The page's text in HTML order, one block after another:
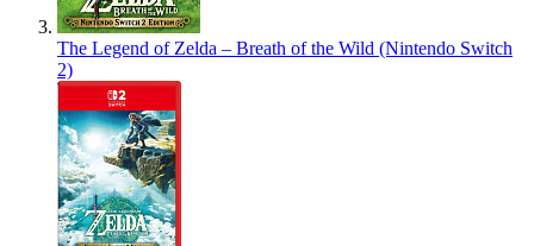
The Legend of Zelda – Breath of the Wild (Nintendo Switch
2)